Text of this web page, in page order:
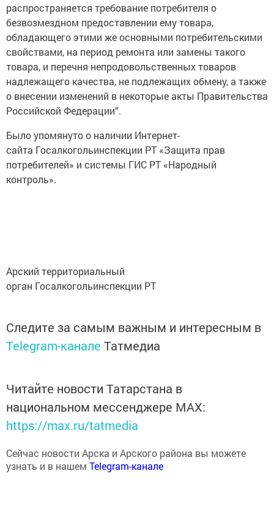
распространяется требование потребителя о
безвозмездном предоставлении ему товара,
обладающего этими же основными потребительскими
свойствами, на период ремонта или замены такого
товара, и перечня непродовольственных товаров
надлежащего качества, не подлежащих обмену, а также
о внесении изменений в некоторые акты Правительства
Российской Федерации”.
Было упомянуто о наличии Интернет-
сайта Госалкогольинспекции РТ «Защита прав
потребителей» и системы ГИС РТ «Народный
контроль».
Арский территориальный
орган Госалкогольинспекции РТ
Следите за самым важным и интересным в
Telegram-канале Татмедиа
Читайте новости Татарстана в
национальном мессенджере MАХ:
https://max.ru/tatmedia
Сейчас новости Арска и Арского района вы можете
узнать и в нашем Telegram-канале